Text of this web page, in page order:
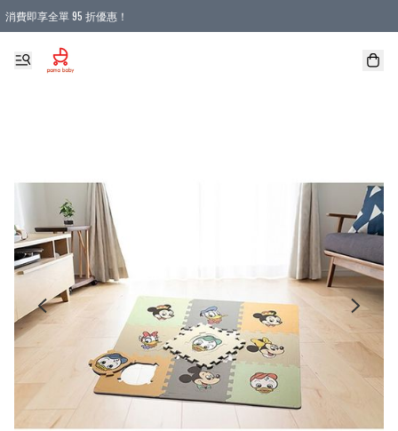
消費即享全單 95 折優惠！
購物滿 HKD 900.00即享免運費優惠！（適用於 本地送貨、本地取貨 )